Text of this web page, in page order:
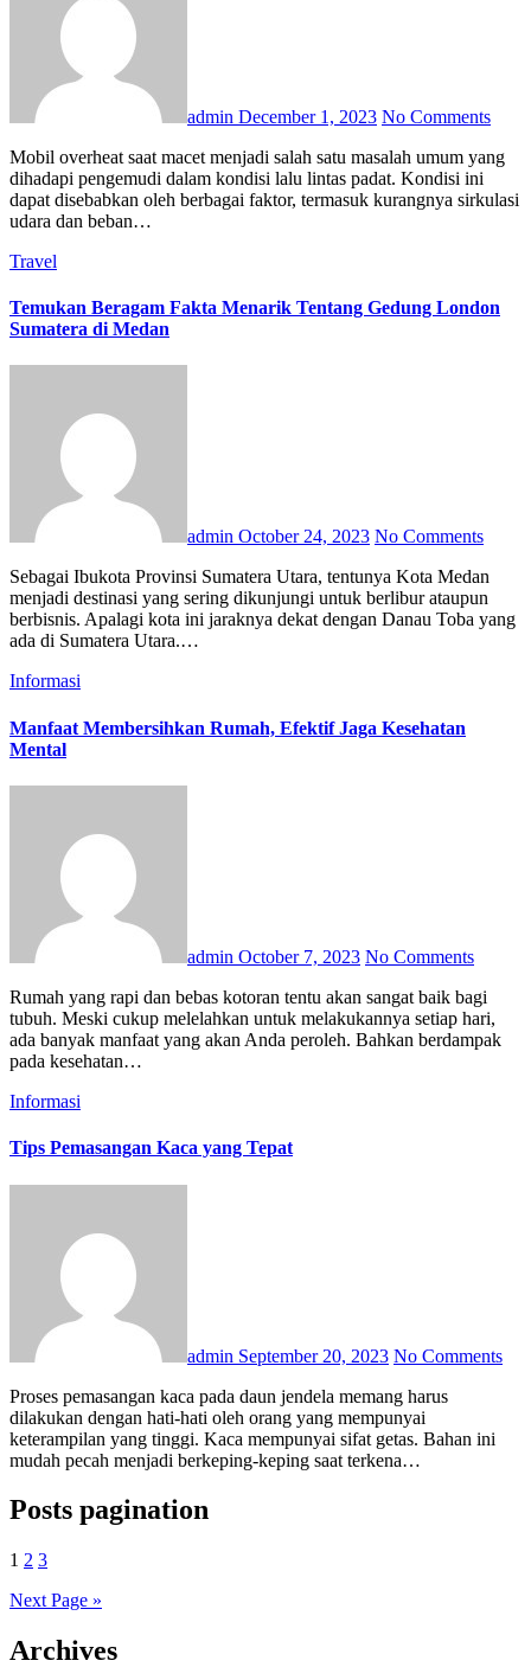
admin December 1, 2023 No Comments
Mobil overheat saat macet menjadi salah satu masalah umum yang
dihadapi pengemudi dalam kondisi lalu lintas padat. Kondisi ini
dapat disebabkan oleh berbagai faktor, termasuk kurangnya sirkulasi
udara dan beban…
Travel
Temukan Beragam Fakta Menarik Tentang Gedung London
Sumatera di Medan
admin October 24, 2023 No Comments
Sebagai Ibukota Provinsi Sumatera Utara, tentunya Kota Medan
menjadi destinasi yang sering dikunjungi untuk berlibur ataupun
berbisnis. Apalagi kota ini jaraknya dekat dengan Danau Toba yang
ada di Sumatera Utara.…
Informasi
Manfaat Membersihkan Rumah, Efektif Jaga Kesehatan
Mental
admin October 7, 2023 No Comments
Rumah yang rapi dan bebas kotoran tentu akan sangat baik bagi
tubuh. Meski cukup melelahkan untuk melakukannya setiap hari,
ada banyak manfaat yang akan Anda peroleh. Bahkan berdampak
pada kesehatan…
Informasi
Tips Pemasangan Kaca yang Tepat
admin September 20, 2023 No Comments
Proses pemasangan kaca pada daun jendela memang harus
dilakukan dengan hati-hati oleh orang yang mempunyai
keterampilan yang tinggi. Kaca mempunyai sifat getas. Bahan ini
mudah pecah menjadi berkeping-keping saat terkena…
Posts pagination
1 2 3
Next Page »
Archives